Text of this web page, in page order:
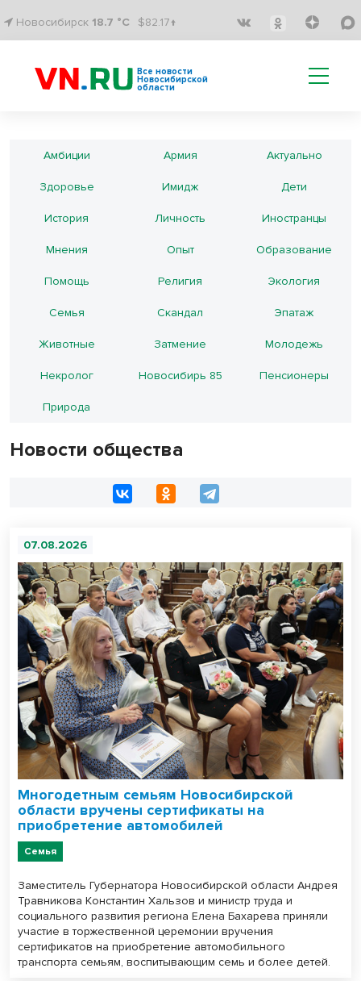
Новосибирск 18.7 °C $82.17↑
Все новости
Новосибирской
области
Амбиции Армия Актуально
Здоровье Имидж Дети
История Личность Иностранцы
Мнения Опыт Образование
Помощь Религия Экология
Семья Скандал Эпатаж
Животные Затмение Молодежь
Некролог Новосибирь 85 Пенсионеры
Природа
Новости общества
07.08.2026
Многодетным семьям Новосибирской
области вручены сертификаты на
приобретение автомобилей
Семья
Заместитель Губернатора Новосибирской области Андрея
Травникова Константин Хальзов и министр труда и
социального развития региона Елена Бахарева приняли
участие в торжественной церемонии вручения
сертификатов на приобретение автомобильного
транспорта семьям, воспитывающим семь и более детей.